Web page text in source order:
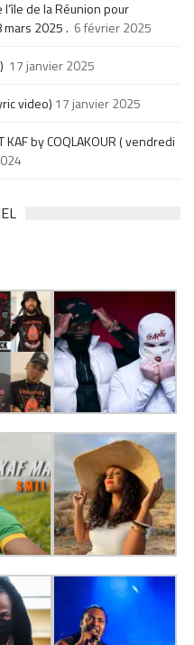
l’île de la Réunion pour
2025 . 6 février 2025
17 janvier 2025
video) 17 janvier 2025
by COQLAKOUR ( vendredi